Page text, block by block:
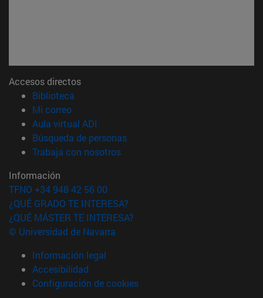
Accesos directos
Biblioteca
Mi correo(abre en nueva ventana)
Aula virtual ADI
Búsqueda de personas(abre en nueva ventana)
Trabaja con nosotros(abre en nueva ventana)
Información
TFNO +34 948 42 56 00
¿QUÉ GRADO TE INTERESA?
¿QUÉ MÁSTER TE INTERESA?
© Universidad de Navarra
Información legal
Accesibilidad
Configuración de cookies